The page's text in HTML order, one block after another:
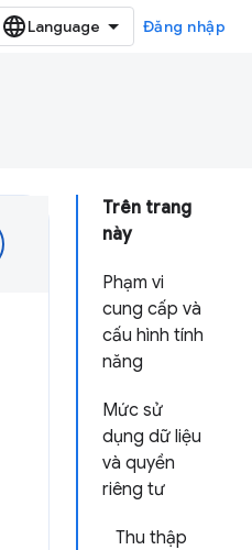
Đăng nhập
Trên trang
này
Phạm vi
cung cấp và
cấu hình tính
năng
Mức sử
dụng dữ liệu
và quyền
riêng tư
Thu thập